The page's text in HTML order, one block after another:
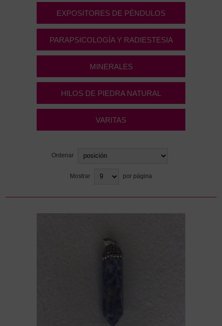
EXPOSITORES DE PÉNDULOS
PARAPSICOLOGÍA Y RADIESTESIA
MINERALES
HILOS DE PIEDRA NATURAL
VARITAS
Ordenar
Mostrar por página